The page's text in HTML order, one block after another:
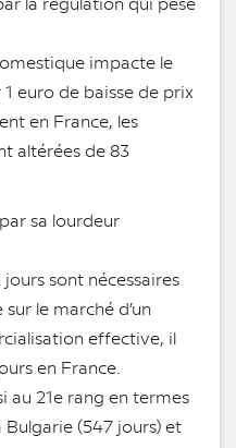
impacte le
euro de baisse de prix
en France, les
altérées de 83
sa lourdeur
jours sont nécessaires
le marché d’un
effective, il
en France.
au 21e rang en termes
Bulgarie (547 jours) et